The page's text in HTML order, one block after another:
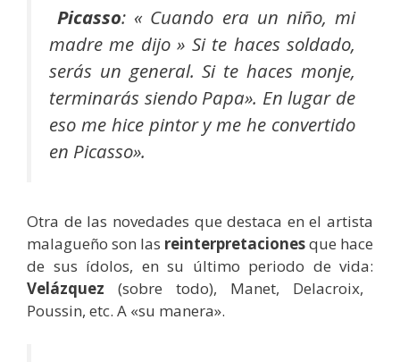
Picasso: « Cuando era un niño, mi
madre me dijo » Si te haces soldado,
serás un general. Si te haces monje,
terminarás siendo Papa». En lugar de
eso me hice pintor y me he convertido
en Picasso».
Otra de las novedades que destaca en el artista
malagueño son las reinterpretacionesque hace
de sus ídolos, en su último periodo de vida:
Velázquez (sobre todo), Manet, Delacroix,
Poussin, etc. A «su manera».